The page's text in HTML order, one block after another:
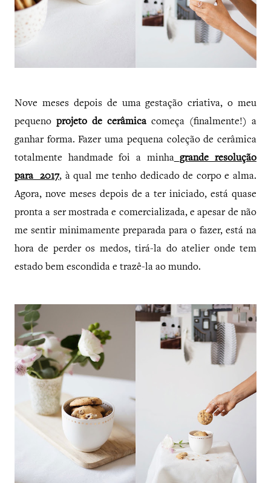
Nove meses depois de uma gestação criativa, o meu
pequeno projeto de cerâmicacomeça (finalmente!) a
ganhar forma. Fazer uma pequena coleção de cerâmica
totalmente handmade foi a minhagrande resolução
para 2017, à qual me tenho dedicado de corpo e alma.
Agora, nove meses depois de a ter iniciado, está quase
pronta a ser mostrada e comercializada, e apesar de não
me sentir minimamente preparada para o fazer, está na
hora de perder os medos, tirá-la do atelier onde tem
estado bem escondida e trazê-la ao mundo.